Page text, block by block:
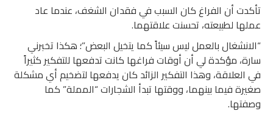
تأكدت أن الفراغ كان السبب في فقدان الشغف، عندما عاد
عملها لطبيعته، تحسنت علاقتهما.
“الانشغال بالعمل ليس سيئاً كما يتخيل البعض”؛ هكذا تخبرني
سارة، مؤكدة لي أن أوقات فراغها كانت تدفعها للتفكير كثيراً
في العلاقة، وهذا التفكير الزائد كان يدفعها لتضخيم أي مشكلة
صغيرة فيما بينهما، ووقتها تبدأ الشجارات “المملة” كما
وصفتها.